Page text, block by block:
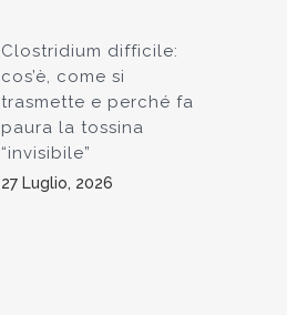
Clostridium difficile:
cos’è, come si
trasmette e perché fa
paura la tossina
“invisibile”
27 Luglio, 2026